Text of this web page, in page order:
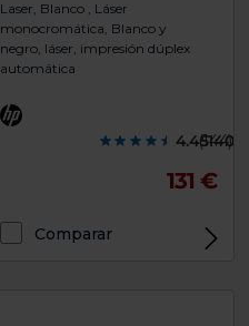
Laser, Blanco , Láser
monocromática, Blanco y
negro, láser, impresión dúplex
automática
(144)
131 €
Comparar